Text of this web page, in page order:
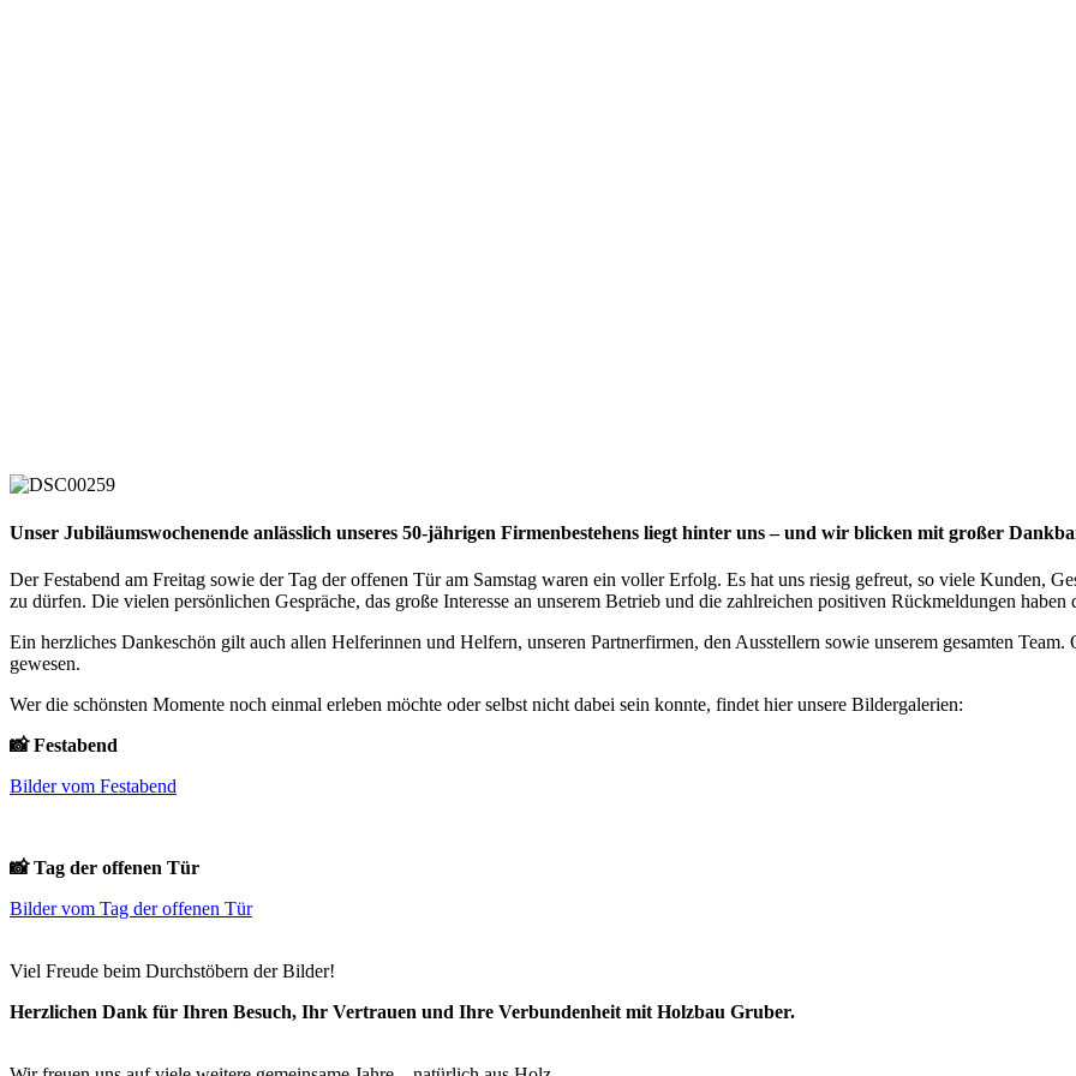
Unser Jubiläumswochenende anlässlich unseres 50-jährigen Firmenbestehens liegt hinter uns – und wir blicken mit großer
Der Festabend am Freitag sowie der Tag der offenen Tür am Samstag waren ein voller Erfolg. Es hat uns riesig gefreut, so viele Kunden,
zu dürfen. Die vielen persönlichen Gespräche, das große Interesse an unserem Betrieb und die zahlreichen positiven Rückmeldungen
Ein herzliches Dankeschön gilt auch allen Helferinnen und Helfern, unseren Partnerfirmen, den Ausstellern sowie unserem gesamten
gewesen.
Wer die schönsten Momente noch einmal erleben möchte oder selbst nicht dabei sein konnte, findet hier unsere Bildergalerien:
📸Festabend
Bilder vom Festabend
📸Tag der offenen Tür
Bilder vom Tag der offenen Tür
Viel Freude beim Durchstöbern der Bilder!
Herzlichen Dank für Ihren Besuch, Ihr Vertrauen und Ihre Verbundenheit mit Holzbau Gruber.